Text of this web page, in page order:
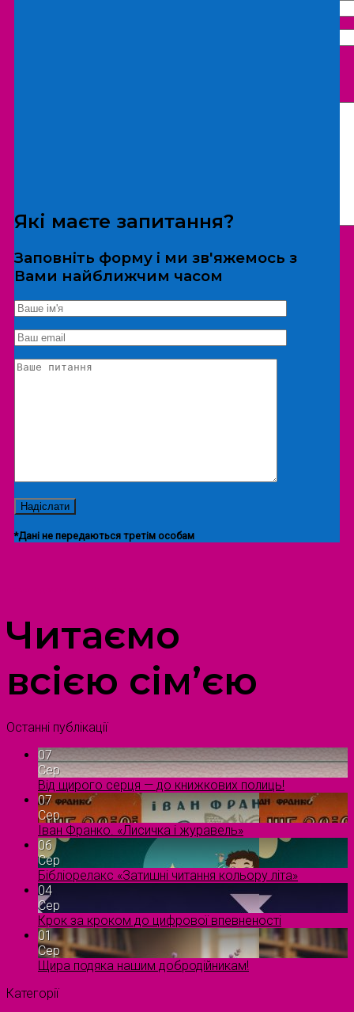
*Дані не передаються третім особам
Екскурсія/локація
Які маєте запитання?
Заповніть форму і ми зв'яжемось з
Вами найближчим часом
*Дані не передаються третім особам
Читаємо
всією сім’єю
Останні публікації
07
Сер
Від щирого серця — до книжкових полиць!
07
Сер
Іван Франко. «Лисичка і журавель»
06
Сер
Бібліорелакс «Затишні читання кольору літа»
04
Сер
Крок за кроком до цифрової впевненості
01
Сер
Щира подяка нашим добродійникам!
Категорії